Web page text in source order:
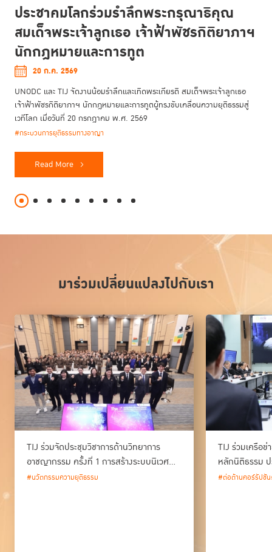
Read More
ประชาคมโลกร่วมรำลึกพระกรุณาธิคุณ
สมเด็จพระเจ้าลูกเธอ เจ้าฟ้าพัชรกิติยาภาฯ
นักกฎหมายและการทูต
20 ก.ค. 2569
UNODC และ TIJ จัดงานน้อมรำลึกและเทิดพระเกียรติ สมเด็จพระเจ้าลูกเธอ
เจ้าฟ้าพัชรกิติยาภาฯ นักกฎหมายและการทูตผู้ทรงขับเคลื่อนความยุติธรรมสู่
เวทีโลก เมื่อวันที่ 20 กรกฎาคม พ.ศ. 2569
#กระบวนการยุติธรรมทางอาญา
มาร่วมเปลี่ยนแปลงไปกับเรา
TIJ ร่วมจัดประชุมวิชาการด้านวิทยาการ
อาชญากรรม ครั้งที่ 1 การสร้างระบบนิเวศ
ด้านวิทยาการอาชญากรรม และนวัตกรรม
#นวัตกรรมความยุติธรรม
TIJ ร่วมเครือ
หลักนิติธรรม ป
#ต่อต้านคอร์รัปชัน